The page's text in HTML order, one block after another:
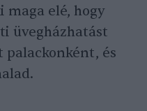
elé, hogy
üvegházhatást
palackonként, és